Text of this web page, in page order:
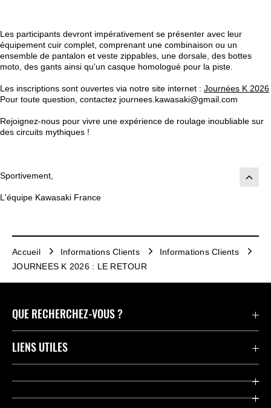
Les participants devront impérativement se présenter avec leur
équipement cuir complet, comprenant une combinaison ou un
ensemble de pantalon et veste zippables, une dorsale, des bottes
moto, des gants ainsi qu'un casque homologué pour la piste.
Les inscriptions sont ouvertes via notre site internet : Journées K 2026
Pour toute question, contactez journees.kawasaki@gmail.com
Rejoignez-nous pour vivre une expérience de roulage inoubliable sur
des circuits mythiques !
Sportivement,
L'équipe Kawasaki France
Accueil Informations Clients
Informations Clients
JOURNEES K 2026 : LE RETOUR
QUE RECHERCHEZ-VOUS ?
Motos
Compétition
LIENS UTILES
Press